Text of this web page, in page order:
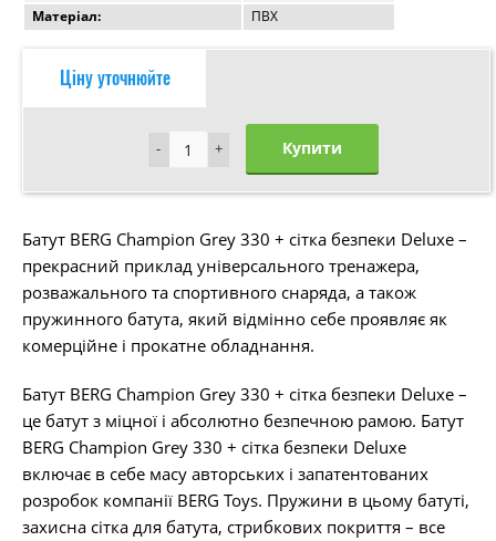
Матеріал:
ПВХ
Ціну уточнюйте
+
- +
- Купити
Батут BERG Champion Grey 330 + сітка безпеки Deluxe –
прекрасний приклад універсального тренажера,
розважального та спортивного снаряда, а також
пружинного батута, який відмінно себе проявляє як
комерційне і прокатне обладнання.
Батут BERG Champion Grey 330 + сітка безпеки Deluxe –
це батут з міцної і абсолютно безпечною рамою. Батут
BERG Champion Grey 330 + сітка безпеки Deluxe
включає в себе масу авторських і запатентованих
розробок компанії BERG Toys. Пружини в цьому батуті,
захисна сітка для батута, стрибкових покриття – все